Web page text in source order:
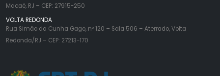
Macaé, RJ – CEP: 27915-250
VOLTA REDONDA
Rua Simão da Cunha Gago, nº 120 – Sala 506 – Aterrado, Volta
Redonda/RJ – CEP: 27213-170